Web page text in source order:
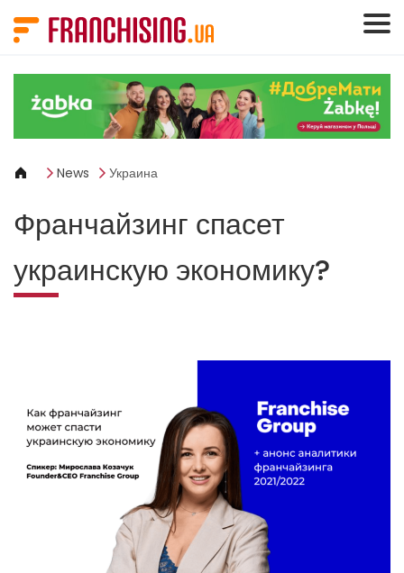
News Украина
Франчайзинг спасет
украинскую экономику?